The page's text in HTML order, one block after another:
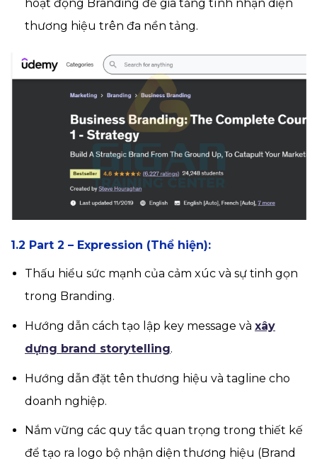
hoạt động Branding để gia tăng tính nhận diện
thương hiệu trên đa nền tảng.
1.2 Part 2 – Expression (Thể hiện):
Thấu hiểu sức mạnh của cảm xúc và sự tinh gọn
trong Branding.
Hướng dẫn cách tạo lập key message và xây
dựng brand storytelling.
Hướng dẫn đặt tên thương hiệu và tagline cho
doanh nghiệp.
Nắm vững các quy tắc quan trọng trong thiết kế
để tạo ra logo bộ nhận diện thương hiệu (Brand